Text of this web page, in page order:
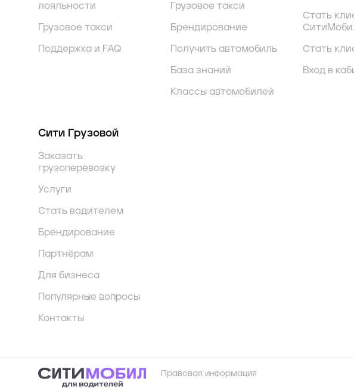
лояльности
Грузовое такси
Поддержка и FAQ
Грузовое такси
Брендирование
Получить автомобиль
База знаний
Классы автомобилей
Стать
Стать
Вход в
Сити Грузовой
Заказать
грузоперевозку
Услуги
Стать водителем
Брендирование
Партнёрам
Для бизнеса
Популярные вопросы
Контакты
Правовая информация